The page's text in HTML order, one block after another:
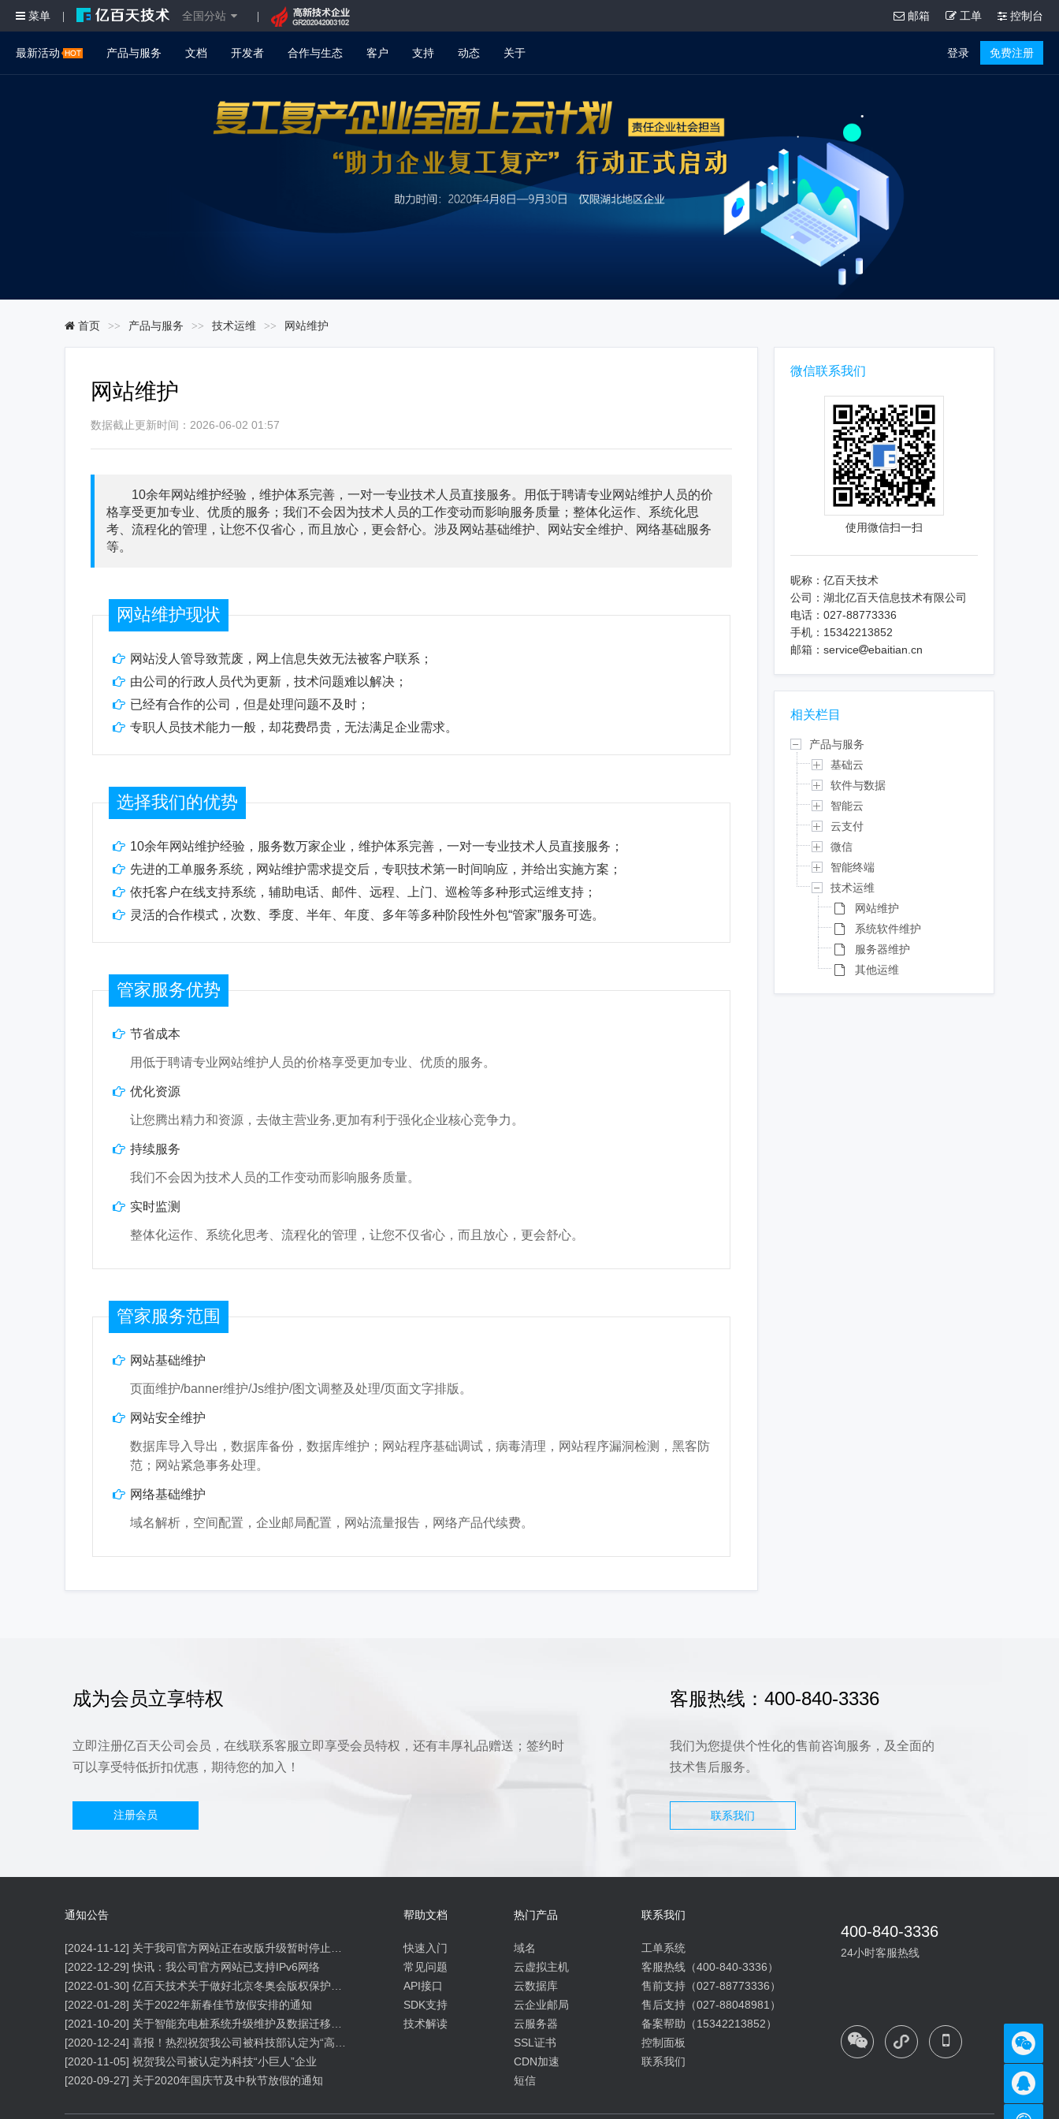
最新活动 产品与服务 文档 开发者 合作与生态 客户 支持 动态 关于 登录 免费注册
菜单 全国分站 邮箱 工单 控制台
首页 产品与服务 技术运维 网站维护
网站维护
数据截止更新时间：2026-06-02 01:57
10余年网站维护经验，维护体系完善，一对一专业技术人员直接服务。用低于聘请专业网站维护人员的价
格享受更加专业、优质的服务；我们不会因为技术人员的工作变动而影响服务质量；整体化运作、系统化思
考、流程化的管理，让您不仅省心，而且放心，更会舒心。涉及网站基础维护、网站安全维护、网络基础服务
等。
网站维护现状
网站没人管导致荒废，网上信息失效无法被客户联系；
由公司的行政人员代为更新，技术问题难以解决；
已经有合作的公司，但是处理问题不及时；
专职人员技术能力一般，却花费昂贵，无法满足企业需求。
选择我们的优势
10余年网站维护经验，服务数万家企业，维护体系完善，一对一专业技术人员直接服务；
先进的工单服务系统，网站维护需求提交后，专职技术第一时间响应，并给出实施方案；
依托客户在线支持系统，辅助电话、邮件、远程、上门、巡检等多种形式运维支持；
灵活的合作模式，次数、季度、半年、年度、多年等多种阶段性外包“管家”服务可选。
管家服务优势
节省成本
用低于聘请专业网站维护人员的价格享受更加专业、优质的服务。
优化资源
让您腾出精力和资源，去做主营业务,更加有利于强化企业核心竞争力。
持续服务
我们不会因为技术人员的工作变动而影响服务质量。
实时监测
整体化运作、系统化思考、流程化的管理，让您不仅省心，而且放心，更会舒心。
管家服务范围
网站基础维护
页面维护/banner维护/Js维护/图文调整及处理/页面文字排版。
网站安全维护
数据库导入导出，数据库备份，数据库维护；网站程序基础调试，病毒清理，网站程序漏洞检测，黑客防
范；网站紧急事务处理。
网络基础维护
域名解析，空间配置，企业邮局配置，网站流量报告，网络产品代续费。
微信联系我们
使用微信扫一扫
昵称：亿百天技术
公司：湖北亿百天信息技术有限公司
电话：027-88773336
手机：15342213852
邮箱：service
ebaitian.cn
相关栏目
产品与服务
基础云
软件与数据
智能云
云支付
微信
智能终端
技术运维
网站维护
系统软件维护
服务器维护
其他运维
成为会员立享特权
立即注册亿百天公司会员，在线联系客服立即享受会员特权，还有丰厚礼品赠送；签约时
可以享受特低折扣优惠，期待您的加入！
注册会员
客服热线：400-840-3336
我们为您提供个性化的售前咨询服务，及全面的
技术售后服务。
联系我们
通知公告
[2024-11-12] 关于我司官方网站正在改版升级暂时停止信息内容更新的通知
[2022-12-29]快讯：我公司官方网站已支持IPv6网络
[2022-01-30] 亿百天技术关于做好北京冬奥会版权保护工作的公告
[2022-01-28] 关于2022年新春佳节放假安排的通知
[2021-10-20] 关于智能充电桩系统升级维护及数据迁移的通知
[2020-12-24] 喜报！热烈祝贺我公司被科技部认定为“高新技术企业”
[2020-11-05] 祝贺我公司被认定为科技“小巨人”企业
[2020-09-27] 关于2020年国庆节及中秋节放假的通知
帮助文档
快速入门
常见问题
API接口
SDK支持
技术解读
热门产品
域名
云虚拟主机
云数据库
云企业邮局
云服务器
SSL证书
CDN加速
短信
联系我们
工单系统
客服热线（400-840-3336）
售前支持（027-88773336）
售后支持（027-88048981）
备案帮助（15342213852）
控制面板
联系我们
400-840-3336
24小时客服热线

